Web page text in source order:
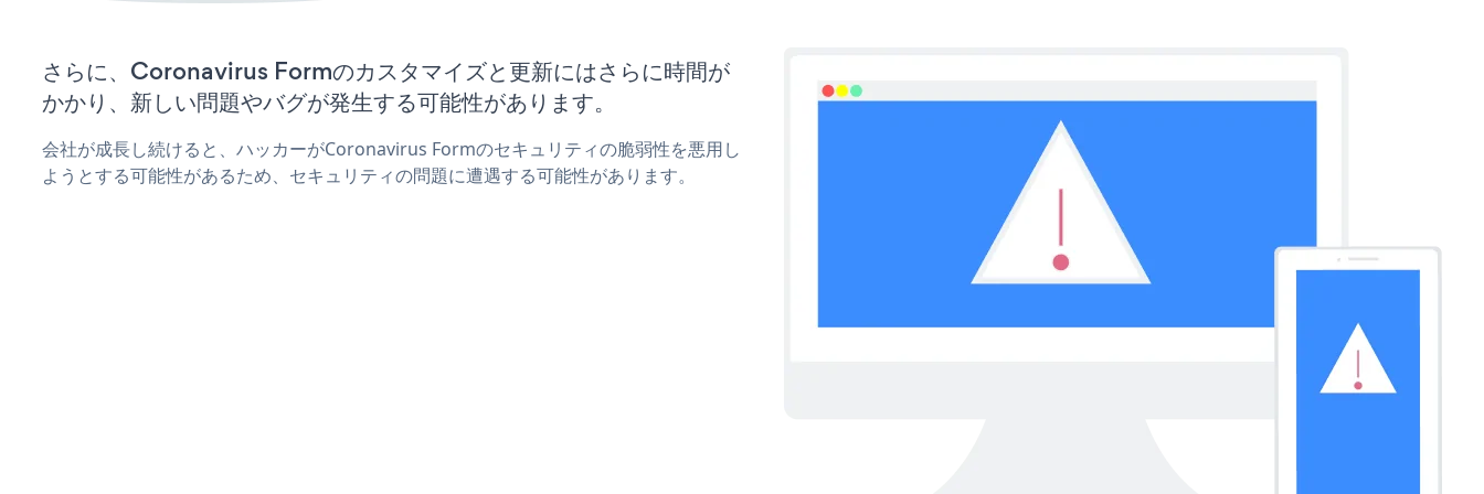
さらに、Coronavirus Formのカスタマイズと更新にはさらに時間が
かかり、新しい問題やバグが発生する可能性があります。
会社が成長し続けると、ハッカーがCoronavirus Formのセキュリティの脆弱性を悪用し
ようとする可能性があるため、セキュリティの問題に遭遇する可能性があります。